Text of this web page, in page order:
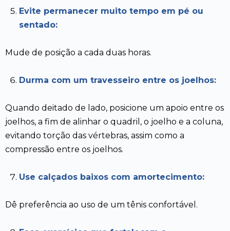
Evite permanecer muito tempo em pé ou
sentado:
Mude de posição a cada duas horas.
Durma com um travesseiro entre os joelhos:
Quando deitado de lado, posicione um apoio entre os
joelhos, a fim de alinhar o quadril, o joelho e a coluna,
evitando torção das vértebras, assim como a
compressão entre os joelhos.
Use calçados baixos com amortecimento:
Dê preferência ao uso de um tênis confortável.